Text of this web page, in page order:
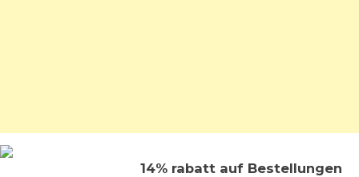
14% rabatt auf Bestellungen